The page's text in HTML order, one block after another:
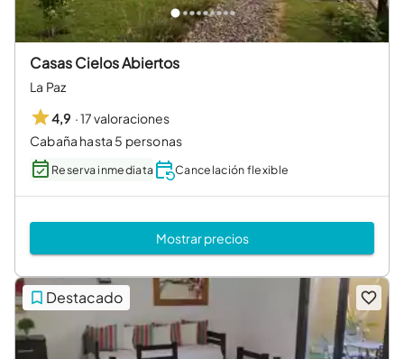
Casas Cielos Abiertos
La Paz
4,9 ·17 valoraciones
Cabaña hasta 5 personas
Reserva inmediata Cancelación flexible
Mostrar precios
Destacado